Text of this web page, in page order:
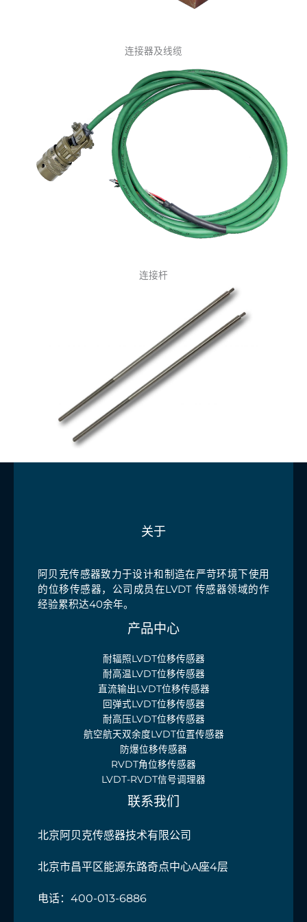
连接器及线缆
连接杆
关于
阿贝克传感器致力于设计和制造在严苛环境下使用
的位移传感器，公司成员在LVDT 传感器领域的作
经验累积达40余年。
产品中心
耐辐照LVDT位移传感器
耐高温LVDT位移传感器
直流输出LVDT位移传感器
回弹式LVDT位移传感器
耐高压LVDT位移传感器
航空航天双余度LVDT位置传感器
防爆位移传感器
RVDT角位移传感器
LVDT-RVDT信号调理器
联系我们
北京阿贝克传感器技术有限公司
北京市昌平区能源东路奇点中心A座4层
电话：400-013-6886